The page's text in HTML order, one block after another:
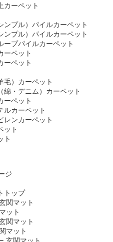
カーペット
ンプル）パイルカーペット
ンプル）パイルカーペット
ープパイルカーペット
ーペット
ーペット
毛）カーペット
綿・デニム）カーペット
ーペット
ルカーペット
レンカーペット
ット
ト
ジ
トップ
関マット
ット
関マット
マット